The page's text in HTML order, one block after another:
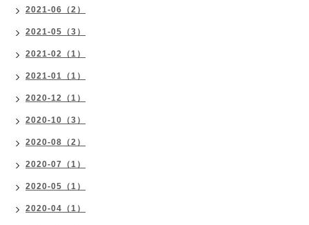
2021-06（2）
2021-05（3）
2021-02（1）
2021-01（1）
2020-12（1）
2020-10（3）
2020-08（2）
2020-07（1）
2020-05（1）
2020-04（1）